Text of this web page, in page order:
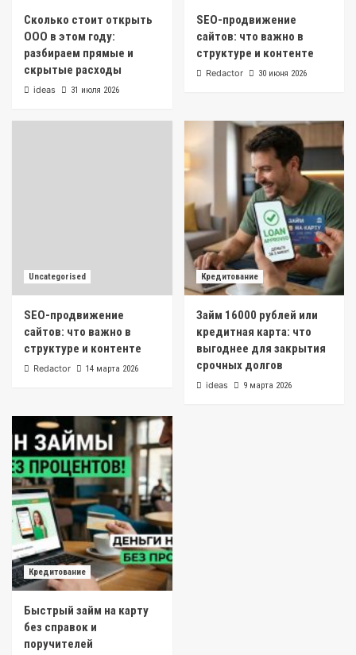
Сколько стоит открыть
ООО в этом году:
разбираем прямые и
скрытые расходы
ideas 31 июля 2026
SEO-продвижение
сайтов: что важно в
структуре и контенте
Redactor 30 июня 2026
Uncategorised
SEO-продвижение
сайтов: что важно в
структуре и контенте
Redactor 14 марта 2026
Кредитование
Займ 16000 рублей или
кредитная карта: что
выгоднее для закрытия
срочных долгов
ideas 9 марта 2026
Кредитование
Быстрый займ на карту
без справок и
поручителей